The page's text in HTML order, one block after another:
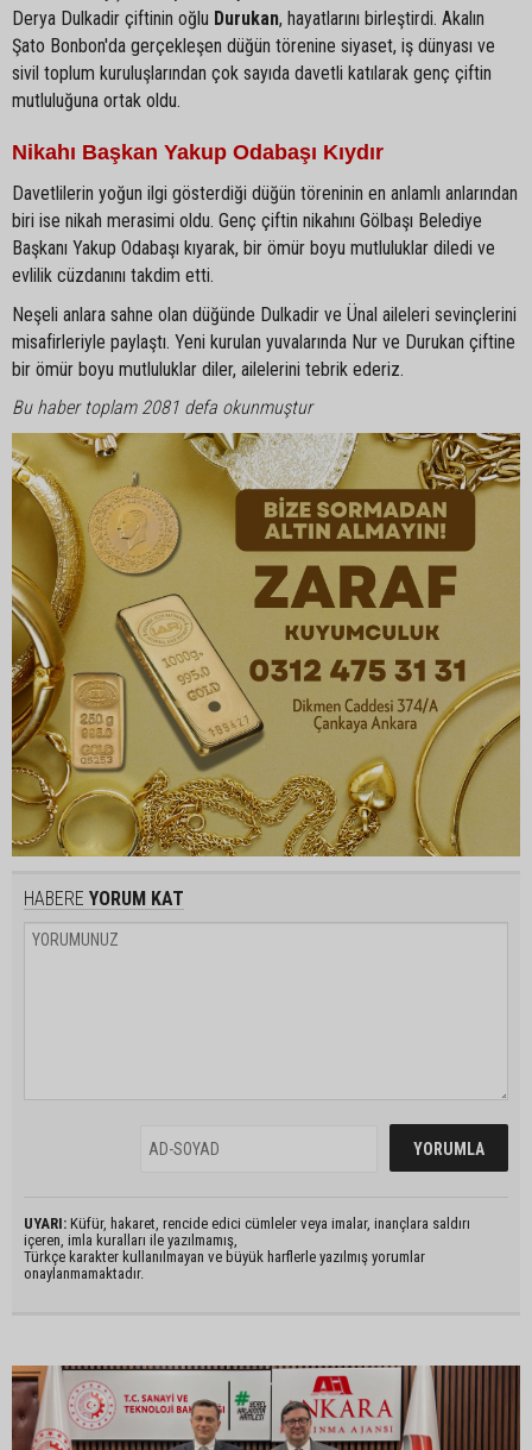
Derya Dulkadir çiftinin oğlu Durukan, hayatlarını birleştirdi. Akalın
Şato Bonbon'da gerçekleşen düğün törenine siyaset, iş dünyası ve
sivil toplum kuruluşlarından çok sayıda davetli katılarak genç çiftin
mutluluğuna ortak oldu.
Nikahı Başkan Yakup Odabaşı Kıydır
Davetlilerin yoğun ilgi gösterdiği düğün töreninin en anlamlı anlarından
biri ise nikah merasimi oldu. Genç çiftin nikahını Gölbaşı Belediye
Başkanı Yakup Odabaşı kıyarak, bir ömür boyu mutluluklar diledi ve
evlilik cüzdanını takdim etti.
Neşeli anlara sahne olan düğünde Dulkadir ve Ünal aileleri sevinçlerini
misafirleriyle paylaştı. Yeni kurulan yuvalarında Nur ve Durukan çiftine
bir ömür boyu mutluluklar diler, ailelerini tebrik ederiz.
Bu haber toplam 2081 defa okunmuştur
HABERE YORUM KAT
UYARI: Küfür, hakaret, rencide edici cümleler veya imalar, inançlara saldırı
içeren, imla kuralları ile yazılmamış,
Türkçe karakter kullanılmayan ve büyük harflerle yazılmış yorumlar
onaylanmamaktadır.